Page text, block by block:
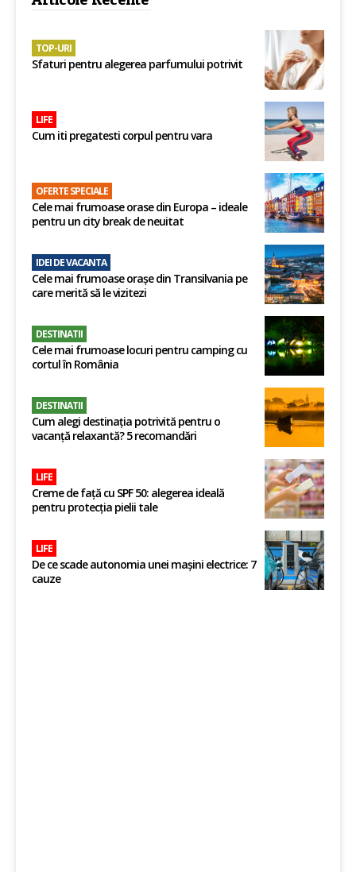
TOP-URI
Sfaturi pentru alegerea parfumului potrivit
LIFE
Cum iti pregatesti corpul pentru vara
OFERTE SPECIALE
Cele mai frumoase orase din Europa – ideale
pentru un city break de neuitat
IDEI DE VACANTA
Cele mai frumoase orașe din Transilvania pe
care merită să le vizitezi
DESTINATII
Cele mai frumoase locuri pentru camping cu
cortul în România
DESTINATII
Cum alegi destinația potrivită pentru o
vacanță relaxantă? 5 recomandări
LIFE
Creme de față cu SPF 50: alegerea ideală
pentru protecția pielii tale
LIFE
De ce scade autonomia unei mașini electrice: 7
cauze